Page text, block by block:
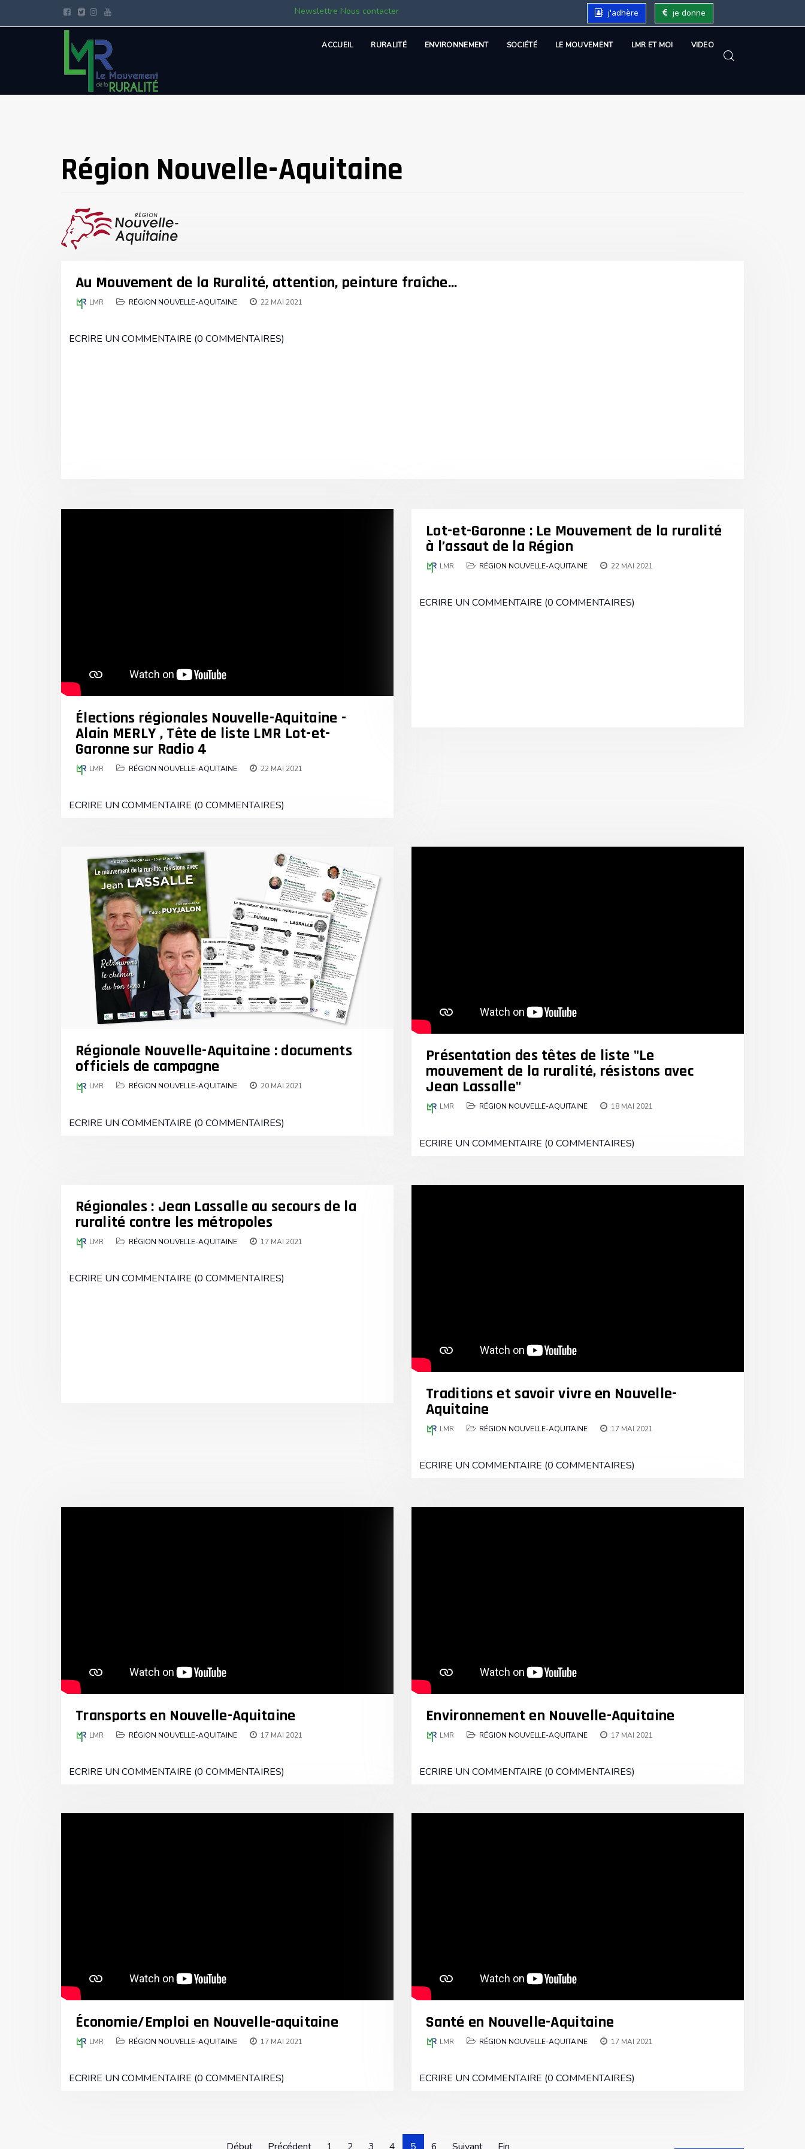
Newslettre Nous contacter j'adhère je donne
ACCUEIL RURALITÉ ENVIRONNEMENT SOCIÉTÉ LE MOUVEMENT LMR ET MOI VIDEO
Région Nouvelle-Aquitaine
Au Mouvement de la Ruralité, attention, peinture fraîche...
LMR RÉGION NOUVELLE-AQUITAINE 22 MAI 2021
ECRIRE UN COMMENTAIRE (0 COMMENTAIRES)
Élections régionales Nouvelle-Aquitaine -
Alain MERLY , Tête de liste LMR Lot-et-
Garonne sur Radio 4
LMR RÉGION NOUVELLE-AQUITAINE 22 MAI 2021
ECRIRE UN COMMENTAIRE (0 COMMENTAIRES)
Lot-et-Garonne : Le Mouvement de la ruralité
à l’assaut de la Région
LMR RÉGION NOUVELLE-AQUITAINE 22 MAI 2021
ECRIRE UN COMMENTAIRE (0 COMMENTAIRES)
Régionale Nouvelle-Aquitaine : documents
officiels de campagne
LMR RÉGION NOUVELLE-AQUITAINE 20 MAI 2021
ECRIRE UN COMMENTAIRE (0 COMMENTAIRES)
Présentation des têtes de liste "Le
mouvement de la ruralité, résistons avec
Jean Lassalle"
LMR RÉGION NOUVELLE-AQUITAINE 18 MAI 2021
ECRIRE UN COMMENTAIRE (0 COMMENTAIRES)
Régionales : Jean Lassalle au secours de la
ruralité contre les métropoles
LMR RÉGION NOUVELLE-AQUITAINE 17 MAI 2021
ECRIRE UN COMMENTAIRE (0 COMMENTAIRES)
Traditions et savoir vivre en Nouvelle-
Aquitaine
LMR RÉGION NOUVELLE-AQUITAINE 17 MAI 2021
ECRIRE UN COMMENTAIRE (0 COMMENTAIRES)
Transports en Nouvelle-Aquitaine
LMR RÉGION NOUVELLE-AQUITAINE 17 MAI 2021
ECRIRE UN COMMENTAIRE (0 COMMENTAIRES)
Environnement en Nouvelle-Aquitaine
LMR RÉGION NOUVELLE-AQUITAINE 17 MAI 2021
ECRIRE UN COMMENTAIRE (0 COMMENTAIRES)
Économie/Emploi en Nouvelle-aquitaine
LMR RÉGION NOUVELLE-AQUITAINE 17 MAI 2021
ECRIRE UN COMMENTAIRE (0 COMMENTAIRES)
Santé en Nouvelle-Aquitaine
LMR RÉGION NOUVELLE-AQUITAINE 17 MAI 2021
ECRIRE UN COMMENTAIRE (0 COMMENTAIRES)